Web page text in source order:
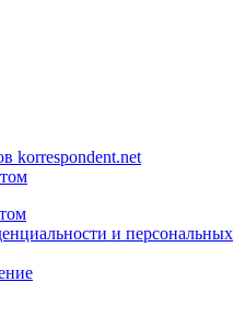
korrespondent.net
и персональных